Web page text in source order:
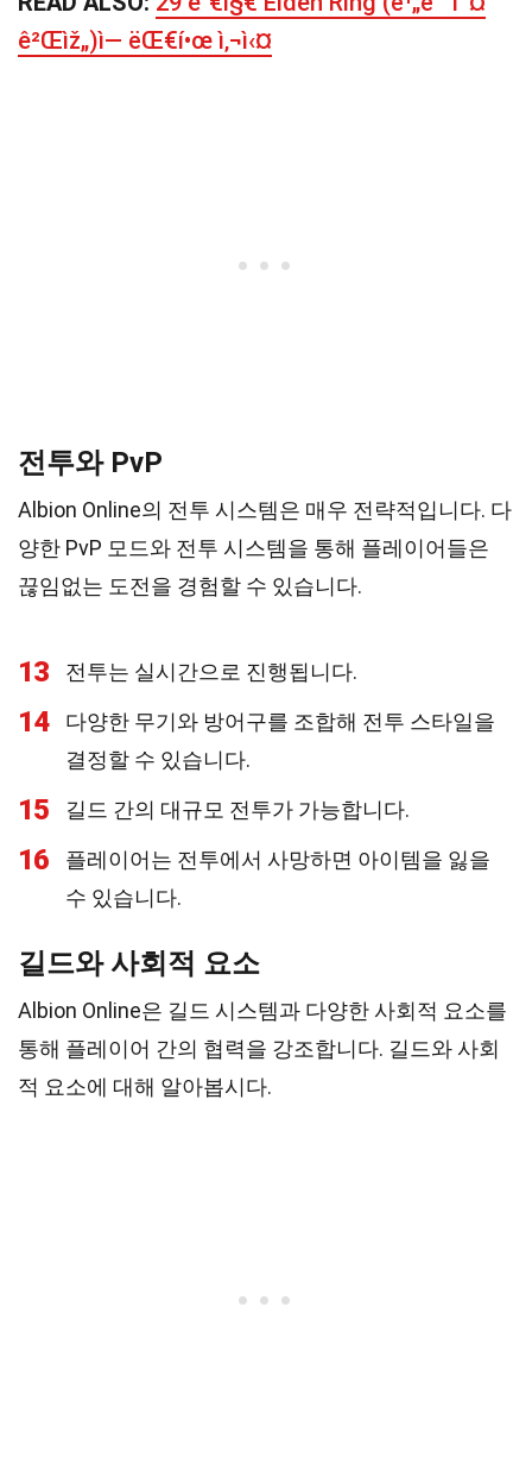
ê²Œìž„)ì— ëŒ€í•œ ì‚¬ì‹¤
전투와 PvP
Albion Online의 전투 시스템은 매우 전략적입니다. 다
양한 PvP 모드와 전투 시스템을 통해 플레이어들은
끊임없는 도전을 경험할 수 있습니다.
13 전투는 실시간으로 진행됩니다.
14
다양한 무기와 방어구를 조합해 전투 스타일을
결정할 수 있습니다.
15 길드 간의 대규모 전투가 가능합니다.
16
플레이어는 전투에서 사망하면 아이템을 잃을
수 있습니다.
길드와 사회적 요소
Albion Online은 길드 시스템과 다양한 사회적 요소를
통해 플레이어 간의 협력을 강조합니다. 길드와 사회
적 요소에 대해 알아봅시다.